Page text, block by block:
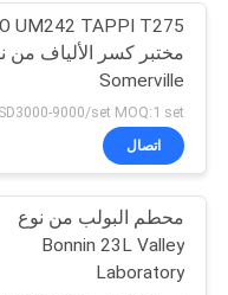
UM242 TAPPI T275
مختبر كسر الألياف من
Somerville
9000/set MOQ:1 set
اتصال
محطم البولب من نوع
Bonnin 23L Valley
Laboratory